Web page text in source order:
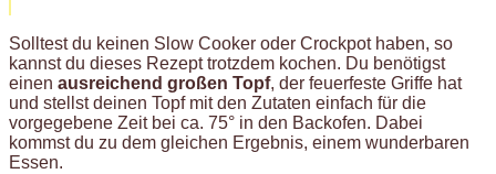
Solltest du keinen Slow Cooker oder Crockpot haben, so
kannst du dieses Rezept trotzdem kochen. Du benötigst
einen ausreichend großen Topf, der feuerfeste Griffe hat
und stellst deinen Topf mit den Zutaten einfach für die
vorgegebene Zeit bei ca. 75° in den Backofen. Dabei
kommst du zu dem gleichen Ergebnis, einem wunderbaren
Essen.